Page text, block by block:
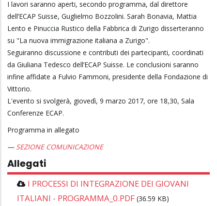
I lavori saranno aperti, secondo programma, dal direttore
dell’ECAP Suisse, Guglielmo Bozzolini. Sarah Bonavia, Mattia
Lento e Pinuccia Rustico della Fabbrica di Zurigo disserteranno
su "La nuova immigrazione italiana a Zurigo".
Seguiranno discussione e contributi dei partecipanti, coordinati
da Giuliana Tedesco dell’ECAP Suisse. Le conclusioni saranno
infine affidate a Fulvio Fammoni, presidente della Fondazione di
Vittorio.
L'evento si svolgerà, giovedì, 9 marzo 2017, ore 18,30, Sala
Conferenze ECAP.
Programma in allegato
SEZIONE COMUNICAZIONE
Allegati
I PROCESSI DI INTEGRAZIONE DEI GIOVANI
ITALIANI - PROGRAMMA_0.PDF (36.59 KB)